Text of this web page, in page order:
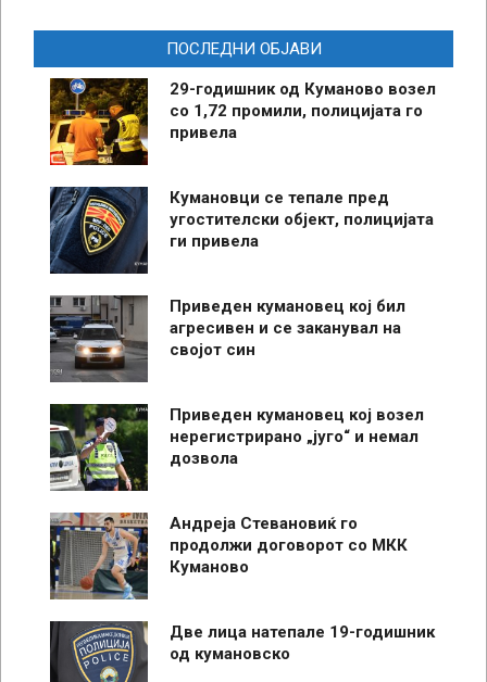
ПОСЛЕДНИ ОБЈАВИ
29-годишник од Куманово возел
со 1,72 промили, полицијата го
привела
Кумановци се тепале пред
угостителски објект, полицијата
ги привела
Приведен кумановец кој бил
агресивен и се заканувал на
својот син
Приведен кумановец кој возел
нерегистрирано „југо“ и немал
дозвола
Андреја Стевановиќ го
продолжи договорот со МКК
Куманово
Две лица натепале 19-годишник
од кумановско